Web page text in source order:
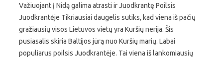
Važiuojant į Nidą galima atrasti ir Juodkrantę Poilsis
Juodkrantėje Tikriausiai daugelis sutiks, kad viena iš pačių
gražiausių visos Lietuvos vietų yra Kuršių nerija. Šis
pusiasalis skiria Baltijos jūrą nuo Kuršių marių. Labai
populiarus poilsis Juodkrantėje. Tai viena iš lankomiausių